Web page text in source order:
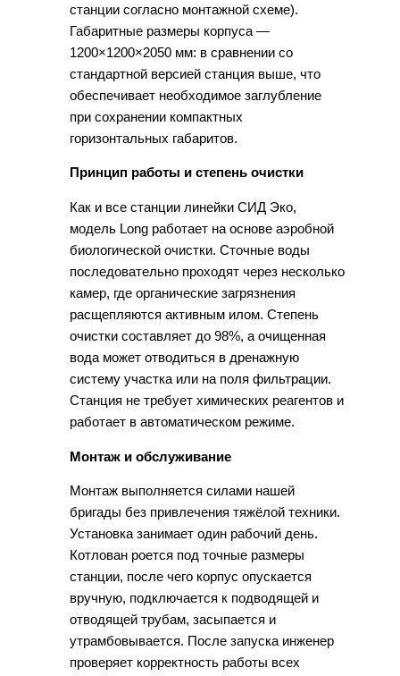
станции согласно монтажной схеме).
Габаритные размеры корпуса —
1200×1200×2050 мм: в сравнении со
стандартной версией станция выше, что
обеспечивает необходимое заглубление
при сохранении компактных
горизонтальных габаритов.
Принцип работы и степень очистки
Как и все станции линейки СИД Эко,
модель Long работает на основе аэробной
биологической очистки. Сточные воды
последовательно проходят через несколько
камер, где органические загрязнения
расщепляются активным илом. Степень
очистки составляет до 98%, а очищенная
вода может отводиться в дренажную
систему участка или на поля фильтрации.
Станция не требует химических реагентов и
работает в автоматическом режиме.
Монтаж и обслуживание
Монтаж выполняется силами нашей
бригады без привлечения тяжёлой техники.
Установка занимает один рабочий день.
Котлован роется под точные размеры
станции, после чего корпус опускается
вручную, подключается к подводящей и
отводящей трубам, засыпается и
утрамбовывается. После запуска инженер
проверяет корректность работы всех